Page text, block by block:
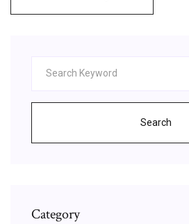
Search
Category